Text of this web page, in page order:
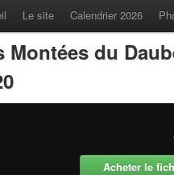
Le site Calendrier 2026
Montées du
Acheter le